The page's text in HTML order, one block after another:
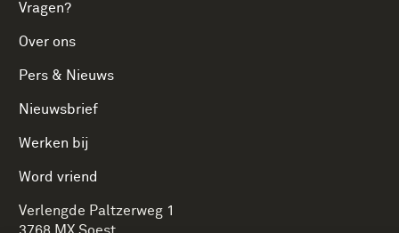
Vragen?
Over ons
Pers & Nieuws
Nieuwsbrief
Werken bij
Word vriend
Verlengde Paltzerweg 1